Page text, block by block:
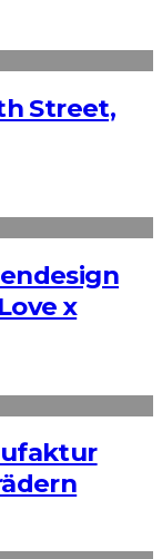
Street,
x